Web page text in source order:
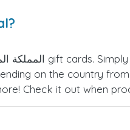
on the country
Check it out when